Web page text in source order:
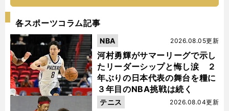
各スポーツコラム記事
河村勇輝がサマーリーグで示し
たリーダーシップと悔し涙 ２
年ぶりの日本代表の舞台を糧に
３年目のNBA挑戦は続く
2026.08.05更新
NBA
2026.08.04更新
テニス